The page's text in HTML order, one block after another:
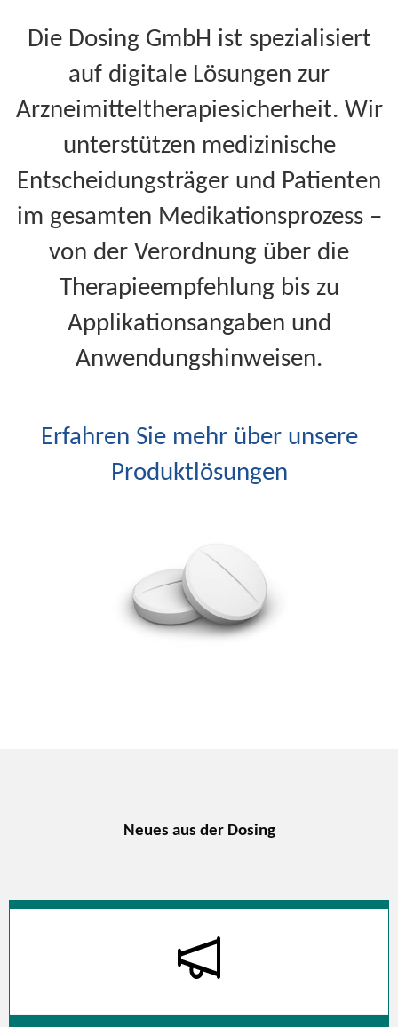
Die Dosing GmbH ist spezialisiert
auf digitale Lösungen zur
Arzneimitteltherapiesicherheit. Wir
unterstützen medizinische
Entscheidungsträger und Patienten
im gesamten Medikationsprozess –
von der Verordnung über die
Therapieempfehlung bis zu
Applikationsangaben und
Anwendungshinweisen.
Erfahren Sie mehr über unsere
Produktlösungen
Neues aus der Dosing